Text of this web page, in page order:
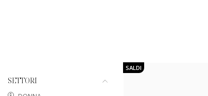
SETTORI
SALDI